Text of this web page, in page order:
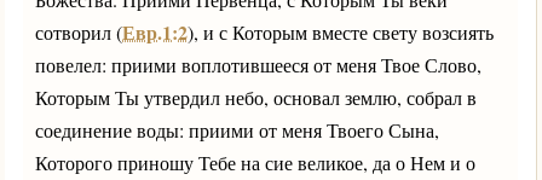
сотворил (Евр.1:2), и с Которым вместе свету возсиять
повелел: приими воплотившееся от меня Твое Слово,
Которым Ты утвердил небо, основал землю, собрал в
соединение воды: приими от меня Твоего Сына,
Которого приношу Тебе на сие великое, да о Нем и о